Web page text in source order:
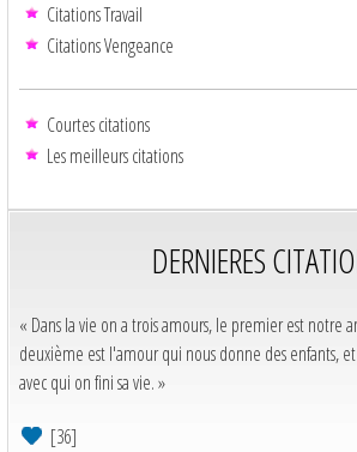
Citations Travail
Citations Vengeance
Courtes citations
Les meilleurs citations
DERNIERES
« Dans la vie on a trois amours, le premier est notre
deuxième est l'amour qui nous donne des enfants,
avec qui on fini sa vie. »
[36]